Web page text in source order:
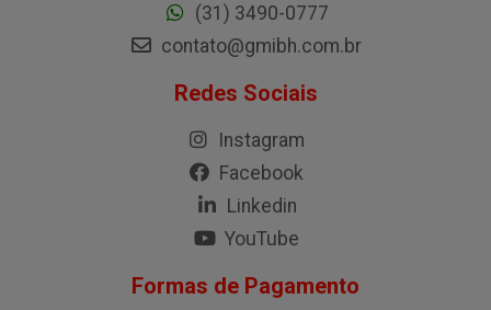
(31) 3490-0777
contato@gmibh.com.br
Redes Sociais
Instagram
Facebook
Linkedin
YouTube
Formas de Pagamento